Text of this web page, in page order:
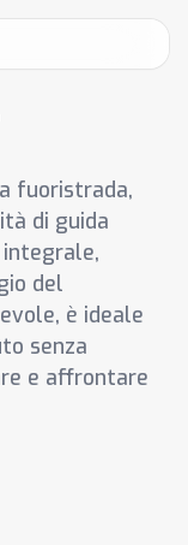
fuoristrada,
di guida
del
è ideale
senza
e affrontare